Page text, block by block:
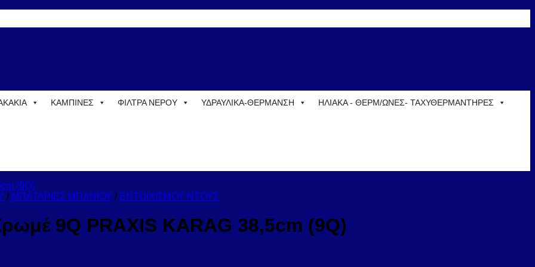
ΚΑΜΠΙΝΕΣ ΦΙΛΤΡΑ ΝΕΡΟΥ ΥΔΡΑΥΛΙΚΑ-ΘΕΡΜΑΝΣΗ ΗΛΙΑΚΑ - ΘΕΡΜ/ΩΝΕΣ- ΤΑΧΥΘΕΡΜΑΝΤΗΡΕΣ
/ ΜΠΑΤΑΡΙΕΣ ΜΠΑΝΙΟΥ / ΕΝΤΟΙΧΙΣΜΟΥ ΝΤΟΥΣ
9Q PRAXIS KARAG 38,5cm (9Q)